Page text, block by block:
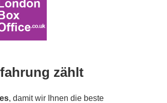
zählt
, damit wir Ihnen die beste